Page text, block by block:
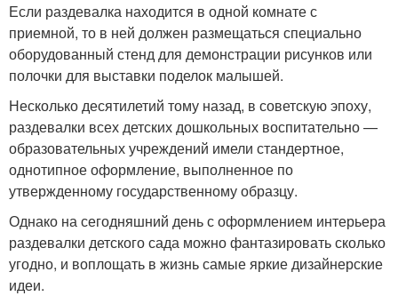
Если раздевалка находится в одной комнате с
приемной, то в ней должен размещаться специально
оборудованный стенд для демонстрации рисунков или
полочки для выставки поделок малышей.
Несколько десятилетий тому назад, в советскую эпоху,
раздевалки всех детских дошкольных воспитательно —
образовательных учреждений имели стандертное,
однотипное оформление, выполненное по
утвержденному государственному образцу.
Однако на сегодняшний день с оформлением интерьера
раздевалки детского сада можно фантазировать сколько
угодно, и воплощать в жизнь самые яркие дизайнерские
идеи.